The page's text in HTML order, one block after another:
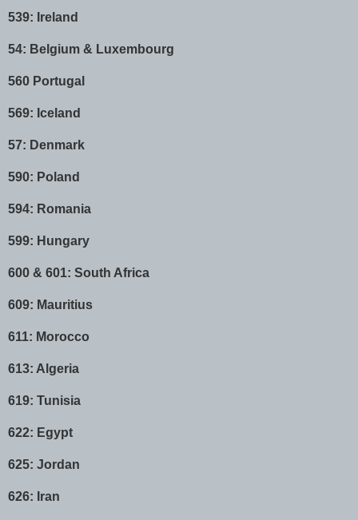
539: Ireland
54: Belgium & Luxembourg
560 Portugal
569: Iceland
57: Denmark
590: Poland
594: Romania
599: Hungary
600 & 601: South Africa
609: Mauritius
611: Morocco
613: Algeria
619: Tunisia
622: Egypt
625: Jordan
626: Iran